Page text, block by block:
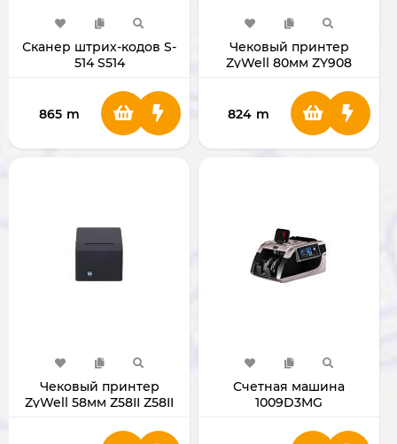
Сканер штрих-кодов S-
514 S514
865 m
Чековый принтер
ZyWell 80мм ZY908
824 m
Чековый принтер
ZyWell 58мм Z58II Z58II
Счетная машина
1009D3MG